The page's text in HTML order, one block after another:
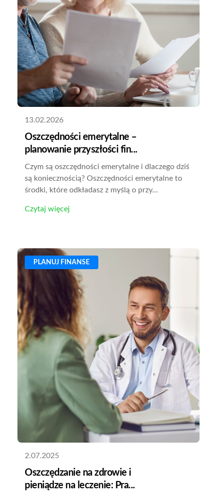
13.02.2026
Oszczędności emerytalne –
planowanie przyszłości fin...
Czym są oszczędności emerytalne i dlaczego dziś
są koniecznością? Oszczędności emerytalne to
środki, które odkładasz z myślą o przy...
Czytaj więcej
PLANUJ FINANSE
2.07.2025
Oszczędzanie na zdrowie i
pieniądze na leczenie: Pra...